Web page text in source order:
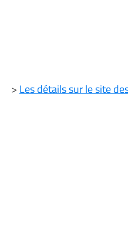
> Les détails sur le site